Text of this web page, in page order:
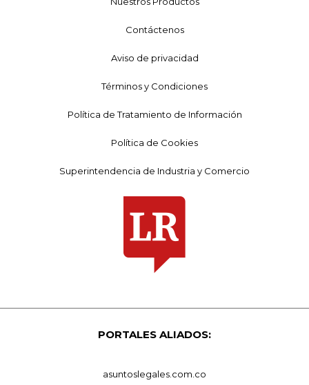
Contáctenos
Aviso de privacidad
Términos y Condiciones
Política de Tratamiento de Información
Política de Cookies
Superintendencia de Industria y Comercio
PORTALES ALIADOS:
asuntoslegales.com.co